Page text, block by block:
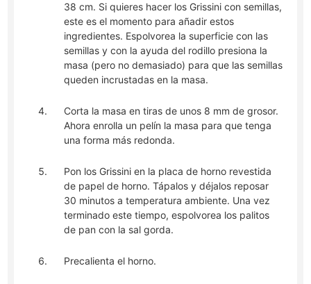
38 cm. Si quieres hacer los Grissini con semillas,
este es el momento para añadir estos
ingredientes. Espolvorea la superficie con las
semillas y con la ayuda del rodillo presiona la
masa (pero no demasiado) para que las semillas
queden incrustadas en la masa.
Corta la masa en tiras de unos 8 mm de grosor.
Ahora enrolla un pelín la masa para que tenga
una forma más redonda.
Pon los Grissini en la placa de horno revestida
de papel de horno. Tápalos y déjalos reposar
30 minutos a temperatura ambiente. Una vez
terminado este tiempo, espolvorea los palitos
de pan con la sal gorda.
Precalienta el horno.